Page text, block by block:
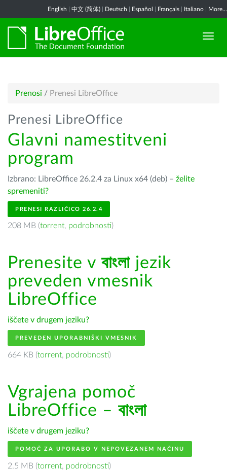
English 中文 (简体) Deutsch Español Français Italiano More...
Prenosi / Prenesi LibreOffice
Prenesi LibreOffice
Glavni namestitveni
program
Izbrano: LibreOffice 26.2.4 za Linux x64 (deb) – želite
spremeniti?
PRENESI RAZLIČICO 26.2.4
208 MB (torrent, podrobnosti)
Prenesite v বাংলা jezik
preveden vmesnik
LibreOffice
iščete v drugem jeziku?
PREVEDEN UPORABNIŠKI VMESNIK
664 KB (torrent, podrobnosti)
Vgrajena pomoč
LibreOffice – বাংলা
iščete v drugem jeziku?
POMOČ ZA UPORABO V NEPOVEZANEM NAČINU
2.5 MB (torrent, podrobnosti)